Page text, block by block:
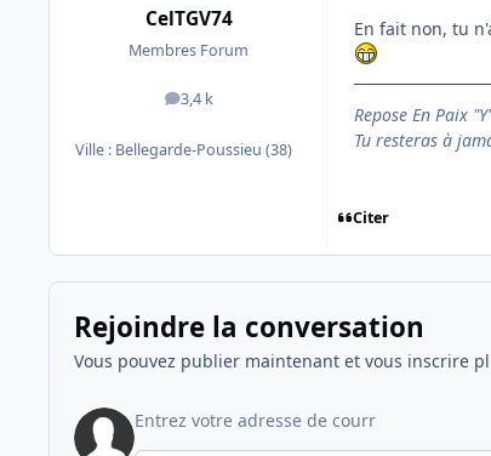
CelTGV74
Membres Forum
3,4 k
messages
Ville : Bellegarde-Poussieu (38)
En fait non, tu
Repose En Paix
Tu resteras à
Citer
Rejoindre la conversation
Vous pouvez publier maintenant et vous inscrire